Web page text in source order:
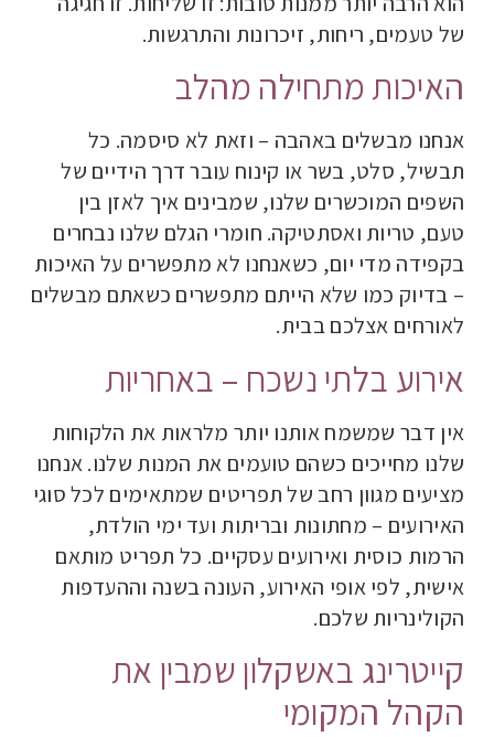
של טעמים, ריחות, זיכרונות והתרגשות.
האיכות מתחילה מהלב
אנחנו מבשלים באהבה – וזאת לא סיסמה. כל
תבשיל, סלט, בשר או קינוח עובר דרך הידיים של
השפים המוכשרים שלנו, שמבינים איך לאזן בין
טעם, טריות ואסתטיקה. חומרי הגלם שלנו נבחרים
בקפידה מדי יום, כשאנחנו לא מתפשרים על האיכות
– בדיוק כמו שלא הייתם מתפשרים כשאתם מבשלים
לאורחים אצלכם בבית.
אירוע בלתי נשכח – באחריות
אין דבר שמשמח אותנו יותר מלראות את הלקוחות
שלנו מחייכים כשהם טועמים את המנות שלנו. אנחנו
מציעים מגוון רחב של תפריטים שמתאימים לכל סוגי
האירועים – מחתונות ובריתות ועד ימי הולדת,
הרמות כוסית ואירועים עסקיים. כל תפריט מותאם
אישית, לפי אופי האירוע, העונה בשנה וההעדפות
הקולינריות שלכם.
קייטרינג באשקלון שמבין את
הקהל המקומי